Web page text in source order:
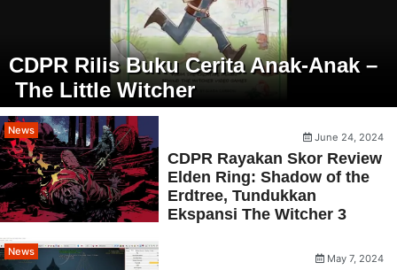
CDPR Rilis Buku Cerita Anak-Anak –
The Little Witcher
News
June 24, 2024
CDPR Rayakan Skor Review
Elden Ring: Shadow of the
Erdtree, Tundukkan
Ekspansi The Witcher 3
News
May 7, 2024